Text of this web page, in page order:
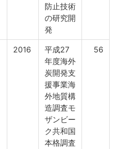
防止技術
の研究開
発
2016
平成27
年度海外
炭開発支
援事業海
外地質構
造調査モ
ザンビー
ク共和国
本格調査
56